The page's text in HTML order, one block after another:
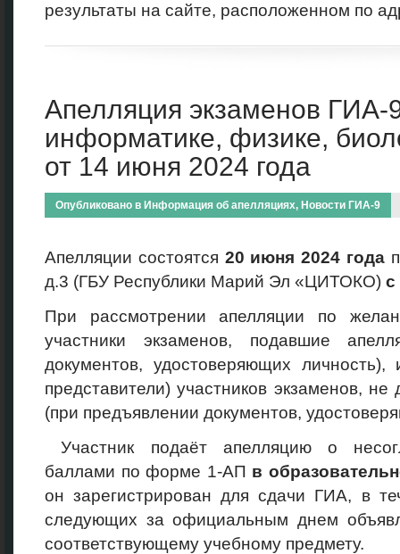
результаты на сайте, расположенном по
Апелляция экзаменов ГИА-
информатике, физике,
от 14 июня 2024 года
Опубликовано в Информация об апелляциях, Новости ГИА-9
Апелляции состоятся 20 июня2024 года
д.3 (ГБУ Республики Марий Эл «ЦИТОКО) с
При рассмотрении апелляции по
участники экзаменов, подавшие
документов, удостоверяющих
представители) участников экзаменов,
(при предъявлении документов,
Участник подаёт апелляцию о
баллами по форме 1-АП в
он зарегистрирован для сдачи ГИА, в
следующих за официальным днем
соответствующему учебному предмету.